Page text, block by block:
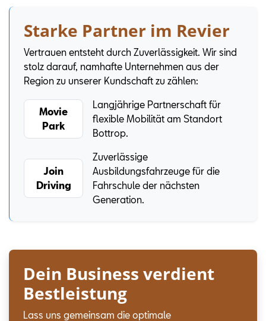
Starke Partner im Revier
Vertrauen entsteht durch Zuverlässigkeit. Wir sind
stolz darauf, namhafte Unternehmen aus der
Region zu unserer Kundschaft zu zählen:
Movie
Park
Langjährige Partnerschaft für
flexible Mobilität am Standort
Bottrop.
Join
Driving
Zuverlässige
Ausbildungsfahrzeuge für die
Fahrschule der nächsten
Generation.
Dein Business verdient
Bestleistung
Lass uns gemeinsam die optimale